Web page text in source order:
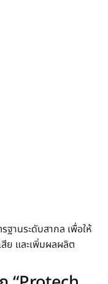
ฐานระดับสากล เพื่อให้
ย และเพิ่มผลผลิต